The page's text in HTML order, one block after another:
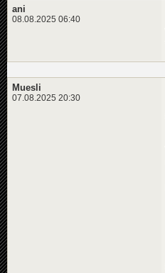
ani
08.08.2025 06:40
Muesli
07.08.2025 20:30